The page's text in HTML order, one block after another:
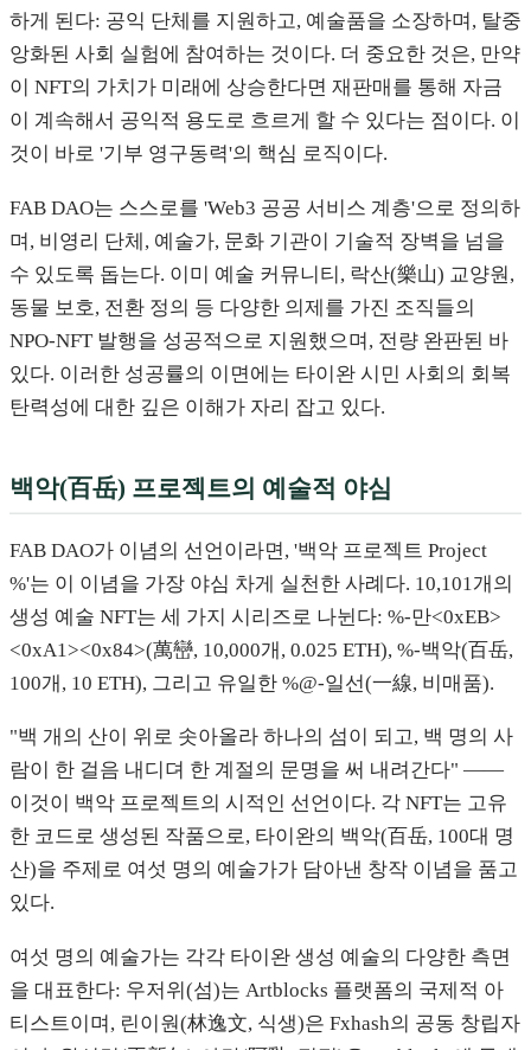
하게 된다: 공익 단체를 지원하고, 예술품을 소장하며, 탈중
앙화된 사회 실험에 참여하는 것이다. 더 중요한 것은, 만약
이 NFT의 가치가 미래에 상승한다면 재판매를 통해 자금
이 계속해서 공익적 용도로 흐르게 할 수 있다는 점이다. 이
것이 바로 '기부 영구동력'의 핵심 로직이다.
FAB DAO는 스스로를 'Web3 공공 서비스 계층'으로 정의하
며, 비영리 단체, 예술가, 문화 기관이 기술적 장벽을 넘을
수 있도록 돕는다. 이미 예술 커뮤니티, 락산(樂山) 교양원,
동물 보호, 전환 정의 등 다양한 의제를 가진 조직들의
NPO-NFT 발행을 성공적으로 지원했으며, 전량 완판된 바
있다. 이러한 성공률의 이면에는 타이완 시민 사회의 회복
탄력성에 대한 깊은 이해가 자리 잡고 있다.
백악(百岳) 프로젝트의 예술적 야심
FAB DAO가 이념의 선언이라면, '백악 프로젝트 Project
%'는 이 이념을 가장 야심 차게 실천한 사례다. 10,101개의
생성 예술 NFT는 세 가지 시리즈로 나뉜다: %-만<0xEB>
<0xA1><0x84>(萬巒, 10,000개, 0.025 ETH), %-백악(百岳,
100개, 10 ETH), 그리고 유일한 %@-일선(一線, 비매품).
"백 개의 산이 위로 솟아올라 하나의 섬이 되고, 백 명의 사
람이 한 걸음 내디뎌 한 계절의 문명을 써 내려간다" ——
이것이 백악 프로젝트의 시적인 선언이다. 각 NFT는 고유
한 코드로 생성된 작품으로, 타이완의 백악(百岳, 100대 명
산)을 주제로 여섯 명의 예술가가 담아낸 창작 이념을 품고
있다.
여섯 명의 예술가는 각각 타이완 생성 예술의 다양한 측면
을 대표한다: 우저위(섬)는 Artblocks 플랫폼의 국제적 아
티스트이며, 린이원(林逸文, 식생)은 Fxhash의 공동 창립자